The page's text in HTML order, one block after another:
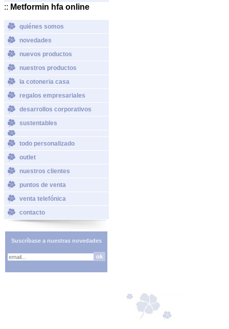
:: Metformin hfa online
quiénes somos
novedades
nuevos productos
nuestros productos
la cotoneria casa
regalos empresariales
desarrollos corporativos
sustentables
todo personalizado
outlet
nuestros clientes
puntos de venta
venta telefónica
contacto
Suscríbase a nuestras novedades